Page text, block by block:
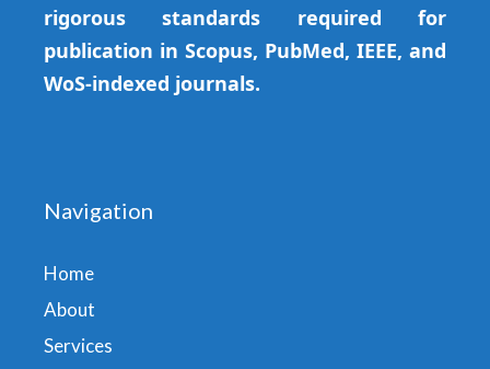
rigorous standards required for
publication in Scopus, PubMed, IEEE, and
WoS-indexed journals.
Navigation
Home
About
Services